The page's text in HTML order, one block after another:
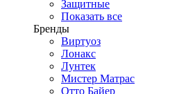
Защитные
Показать все
Бренды
Виртуоз
Лонакс
Лунтек
Мистер Матрас
Отто Байер